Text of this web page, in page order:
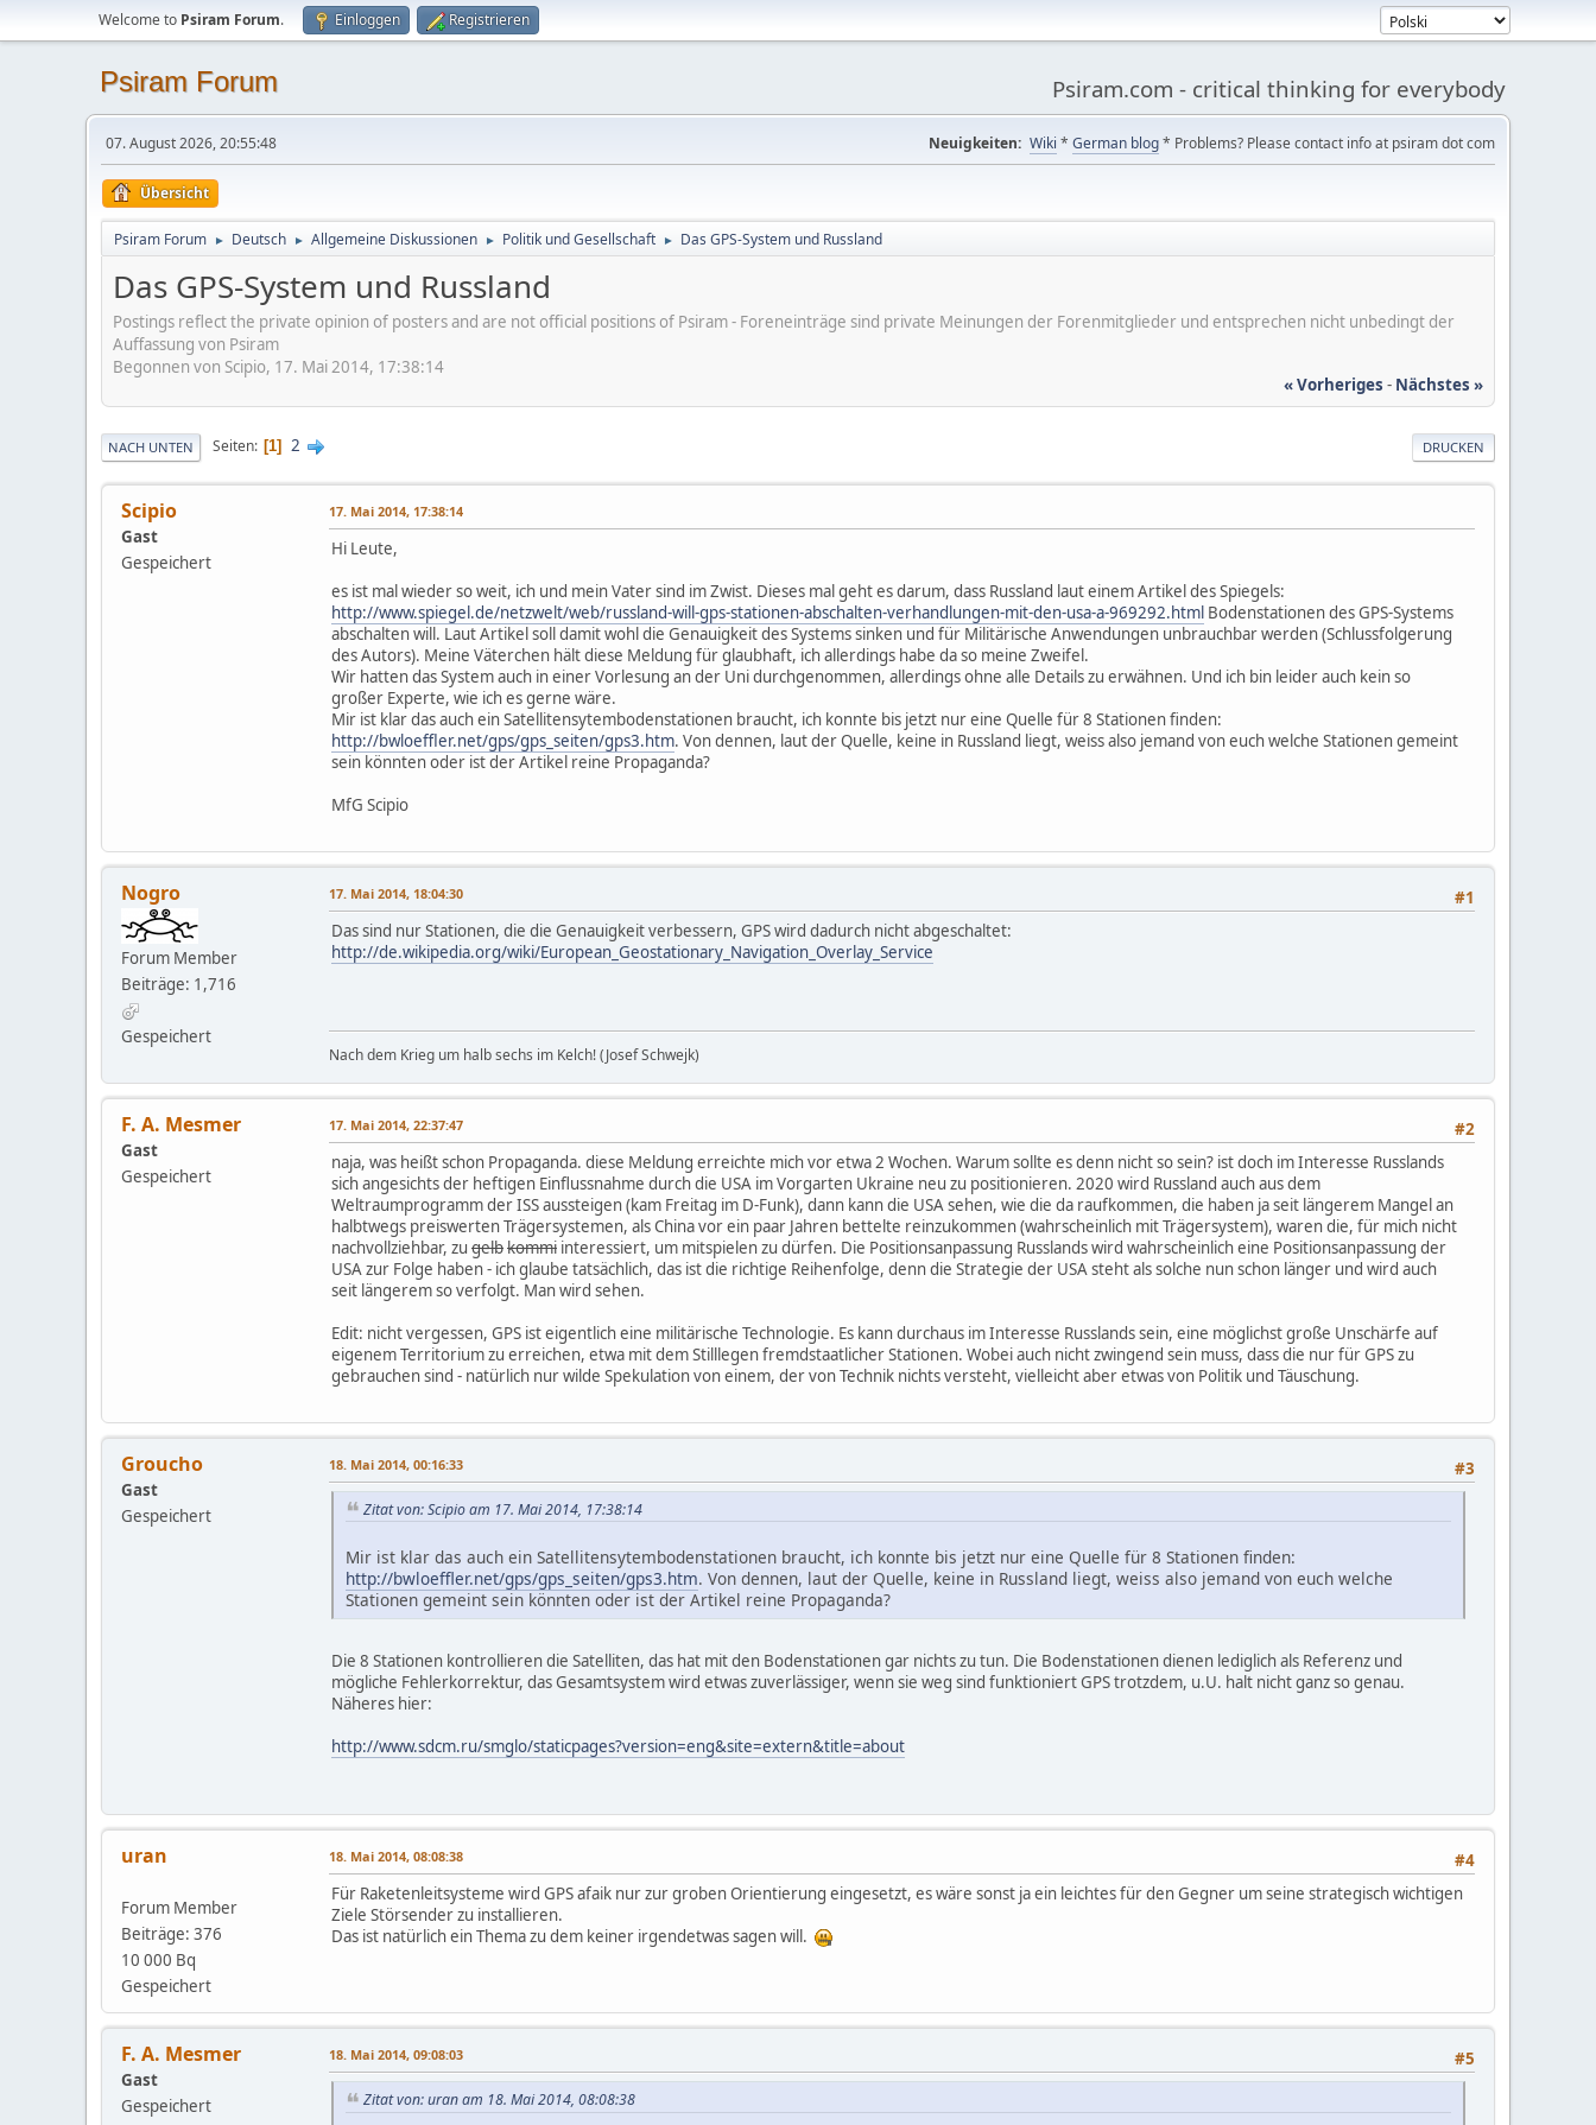
Welcome to Psiram Forum. Einloggen Registrieren
Psiram Forum Psiram.com - critical thinking for everybody
07. August 2026, 20:55:48 Neuigkeiten: Wiki * German blog* Problems? Please contact info at psiram dot com
Übersicht
Psiram Forum ► Deutsch ► Allgemeine Diskussionen ► Politik und Gesellschaft ► Das GPS-System und Russland
Das GPS-System und Russland
Postings reflect the private opinion of posters and are not official positions of Psiram - Foreneinträge sind private Meinungen der Forenmitglieder und entsprechen nicht unbedingt der
Auffassung von Psiram
Begonnen von Scipio, 17. Mai 2014, 17:38:14
« Vorheriges - Nächstes »
DRUCKEN
NACH UNTEN Seiten 1 2
Scipio
Gast
Gespeichert
17. Mai 2014, 17:38:14
Hi Leute,
es ist mal wieder so weit, ich und mein Vater sind im Zwist. Dieses mal geht es darum, dass Russland laut einem Artikel des Spiegels:
http://www.spiegel.de/netzwelt/web/russland-will-gps-stationen-abschalten-verhandlungen-mit-den-usa-a-969292.html Bodenstationen des GPS-Systems
abschalten will. Laut Artikel soll damit wohl die Genauigkeit des Systems sinken und für Militärische Anwendungen unbrauchbar werden (Schlussfolgerung
des Autors). Meine Väterchen hält diese Meldung für glaubhaft, ich allerdings habe da so meine Zweifel.
Wir hatten das System auch in einer Vorlesung an der Uni durchgenommen, allerdings ohne alle Details zu erwähnen. Und ich bin leider auch kein so
großer Experte, wie ich es gerne wäre.
Mir ist klar das auch ein Satellitensytembodenstationen braucht, ich konnte bis jetzt nur eine Quelle für 8 Stationen finden:
http://bwloeffler.net/gps/gps_seiten/gps3.htm. Von dennen, laut der Quelle, keine in Russland liegt, weiss also jemand von euch welche Stationen gemeint
sein könnten oder ist der Artikel reine Propaganda?
MfG Scipio
Nogro
Forum Member
Beiträge: 1,716
Gespeichert
#1
17. Mai 2014, 18:04:30
Das sind nur Stationen, die die Genauigkeit verbessern, GPS wird dadurch nicht abgeschaltet:
http://de.wikipedia.org/wiki/European_Geostationary_Navigation_Overlay_Service
Nach dem Krieg um halb sechs im Kelch! (Josef Schwejk)
F. A. Mesmer
Gast
Gespeichert
#2
17. Mai 2014, 22:37:47
naja, was heißt schon Propaganda. diese Meldung erreichte mich vor etwa 2 Wochen. Warum sollte es denn nicht so sein? ist doch im Interesse Russlands
sich angesichts der heftigen Einflussnahme durch die USA im Vorgarten Ukraine neu zu positionieren. 2020 wird Russland auch aus dem
Weltraumprogramm der ISS aussteigen (kam Freitag im D-Funk), dann kann die USA sehen, wie die da raufkommen, die haben ja seit längerem Mangel an
halbtwegs preiswerten Trägersystemen, als China vor ein paar Jahren bettelte reinzukommen (wahrscheinlich mit Trägersystem), waren die, für mich nicht
nachvollziehbar, zu gelbkommi interessiert, um mitspielen zu dürfen. Die Positionsanpassung Russlands wird wahrscheinlich eine Positionsanpassung der
USA zur Folge haben - ich glaube tatsächlich, das ist die richtige Reihenfolge, denn die Strategie der USA steht als solche nun schon länger und wird auch
seit längerem so verfolgt. Man wird sehen.
Edit: nicht vergessen, GPS ist eigentlich eine militärische Technologie. Es kann durchaus im Interesse Russlands sein, eine möglichst große Unschärfe auf
eigenem Territorium zu erreichen, etwa mit dem Stilllegen fremdstaatlicher Stationen. Wobei auch nicht zwingend sein muss, dass die nur für GPS zu
gebrauchen sind - natürlich nur wilde Spekulation von einem, der von Technik nichts versteht, vielleicht aber etwas von Politik und Täuschung.
Groucho
Gast
Gespeichert
#3
18. Mai 2014, 00:16:33
Zitat von: Scipio am 17. Mai 2014, 17:38:14
Mir ist klar das auch ein Satellitensytembodenstationen braucht, ich konnte bis jetzt nur eine Quelle für 8 Stationen finden:
http://bwloeffler.net/gps/gps_seiten/gps3.htm. Von dennen, laut der Quelle, keine in Russland liegt, weiss also jemand von euch welche
Stationen gemeint sein könnten oder ist der Artikel reine Propaganda?
Die 8 Stationen kontrollieren die Satelliten, das hat mit den Bodenstationen gar nichts zu tun. Die Bodenstationen dienen lediglich als Referenz und
mögliche Fehlerkorrektur, das Gesamtsystem wird etwas zuverlässiger, wenn sie weg sind funktioniert GPS trotzdem, u.U. halt nicht ganz so genau.
Näheres hier:
http://www.sdcm.ru/smglo/staticpages?version=eng&site=extern&title=about
uran
Forum Member
Beiträge: 376
10 000 Bq
Gespeichert
#4
18. Mai 2014, 08:08:38
Für Raketenleitsysteme wird GPS afaik nur zur groben Orientierung eingesetzt, es wäre sonst ja ein leichtes für den Gegner um seine strategisch wichtigen
Ziele Störsender zu installieren.
Das ist natürlich ein Thema zu dem keiner irgendetwas sagen will.
F. A. Mesmer
Gast
Gespeichert
#5
18. Mai 2014, 09:08:03
Zitat von: uran am 18. Mai 2014, 08:08:38